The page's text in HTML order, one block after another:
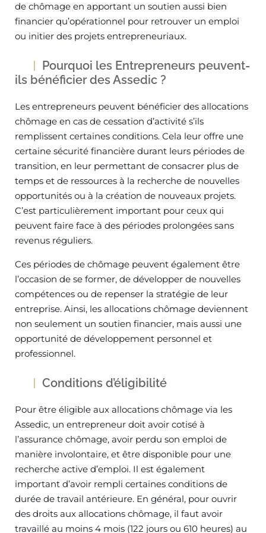
de chômage en apportant un soutien aussi bien
financier qu’opérationnel pour retrouver un emploi
ou initier des projets entrepreneuriaux.
Pourquoi les Entrepreneurs peuvent-
ils bénéficier des Assedic ?
Les entrepreneurs peuvent bénéficier des allocations
chômage en cas de cessation d’activité s’ils
remplissent certaines conditions. Cela leur offre une
certaine sécurité financière durant leurs périodes de
transition, en leur permettant de consacrer plus de
temps et de ressources à la recherche de nouvelles
opportunités ou à la création de nouveaux projets.
C’est particulièrement important pour ceux qui
peuvent faire face à des périodes prolongées sans
revenus réguliers.
Ces périodes de chômage peuvent également être
l’occasion de se former, de développer de nouvelles
compétences ou de repenser la stratégie de leur
entreprise. Ainsi, les allocations chômage deviennent
non seulement un soutien financier, mais aussi une
opportunité de développement personnel et
professionnel.
Conditions d’éligibilité
Pour être éligible aux allocations chômage via les
Assedic, un entrepreneur doit avoir cotisé à
l’assurance chômage, avoir perdu son emploi de
manière involontaire, et être disponible pour une
recherche active d’emploi. Il est également
important d’avoir rempli certaines conditions de
durée de travail antérieure. En général, pour ouvrir
des droits aux allocations chômage, il faut avoir
travaillé au moins 4 mois (122 jours ou 610 heures) au